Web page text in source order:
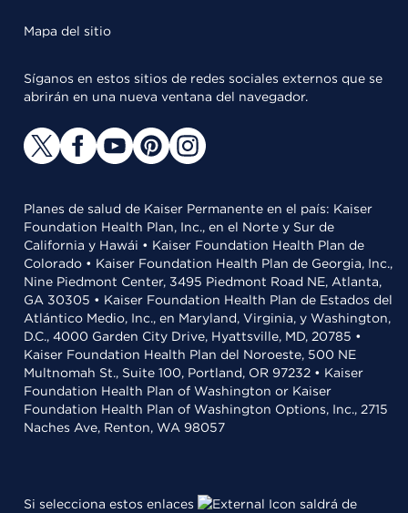
Mapa del sitio
Síganos en estos sitios de redes sociales externos que se
abrirán en una nueva ventana del navegador.
Planes de salud de Kaiser Permanente en el país: Kaiser
Foundation Health Plan, Inc., en el Norte y Sur de
California y Hawái • Kaiser Foundation Health Plan de
Colorado • Kaiser Foundation Health Plan de Georgia, Inc.,
Nine Piedmont Center, 3495 Piedmont Road NE, Atlanta,
GA 30305 • Kaiser Foundation Health Plan de Estados del
Atlántico Medio, Inc., en Maryland, Virginia, y Washington,
D.C., 4000 Garden City Drive, Hyattsville, MD, 20785 •
Kaiser Foundation Health Plan del Noroeste, 500 NE
Multnomah St., Suite 100, Portland, OR 97232 • Kaiser
Foundation Health Plan of Washington or Kaiser
Foundation Health Plan of Washington Options, Inc., 2715
Naches Ave, Renton, WA 98057
Si selecciona estos enlaces saldrá de